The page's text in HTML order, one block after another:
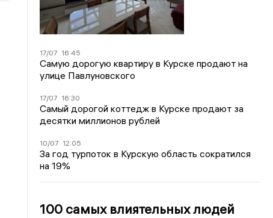
17/07 16:45
Самую дорогую квартиру в Курске продают на
улице Павлуновского
17/07 16:30
Самый дорогой коттедж в Курске продают за
десятки миллионов рублей
10/07 12:05
За год турпоток в Курскую область сократился
на 19%
100 самых влиятельных людей